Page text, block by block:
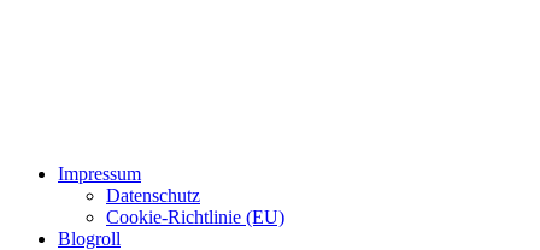
Impressum
Datenschutz
Cookie-Richtlinie (EU)
Blogroll